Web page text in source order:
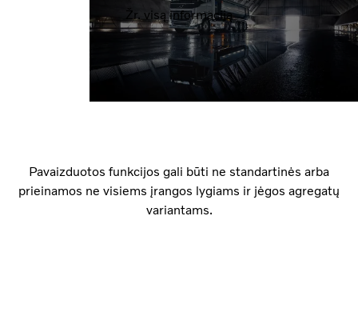
Žr. visą informaciją
Pavaizduotos funkcijos gali būti ne standartinės arba
prieinamos ne visiems įrangos lygiams ir jėgos agregatų
variantams.